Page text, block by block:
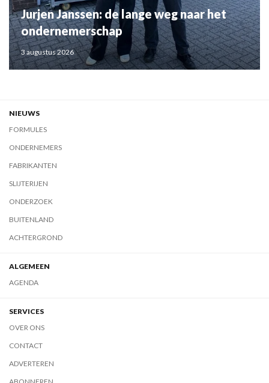
Jurjen Janssen: de lange weg naar het
ondernemerschap
3 augustus 2026
NIEUWS
FORMULES
ONDERNEMERS
FABRIKANTEN
SLIJTERIJEN
ONDERZOEK
BUITENLAND
ACHTERGROND
ALGEMEEN
AGENDA
SERVICES
OVER ONS
CONTACT
ADVERTEREN
ABONNEREN